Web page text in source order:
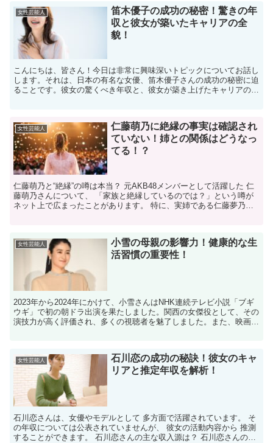
女性芸能人
笛木優子の成功の秘密！驚きの年
収と彼女が築いたキャリアの全
貌！
こんにちは、皆さん！今日は非常に興味深いトピックについてお話し
します。それは、日本の有名な女優、笛木優子さんの成功の秘密に迫
ることです。彼女の驚くべき年収と、彼女が築き上げたキャリアの全
女性芸能人
仁藤萌乃に絶縁の事実は確認され
ていない！姉との関係はどうなっ
てる！？
仁藤萌乃と“絶縁”の噂は本当？ 元AKB48メンバーとして活躍した 仁
藤萌乃さんについて、 「家族と絶縁しているのでは？」という噂が
ネット上で広まったことがあります。 特に、実姉である仁藤夢乃さ
女性芸能人
小雪の母親の影響力！健康的な生
活習慣の重要性！
2023年から2024年にかけて、小雪さんはNHK連続テレビ小説「ブギ
ウギ」で初の朝ドラ出演を果たしました。関西の女傑役として、その
演技力が高く評価され、多くの視聴者を魅了しました。また、映画や
女性芸能人
石川恋の成功の秘訣！彼女のキャ
リアと推定年収を解析！
石川恋さんは、女優やモデルとして 多方面で活躍されています。 そ
の年収については公表されていませんが、 彼女の活動内容から 推測
することができます。 石川恋さんの主な収入源は？ 石川恋さんの収